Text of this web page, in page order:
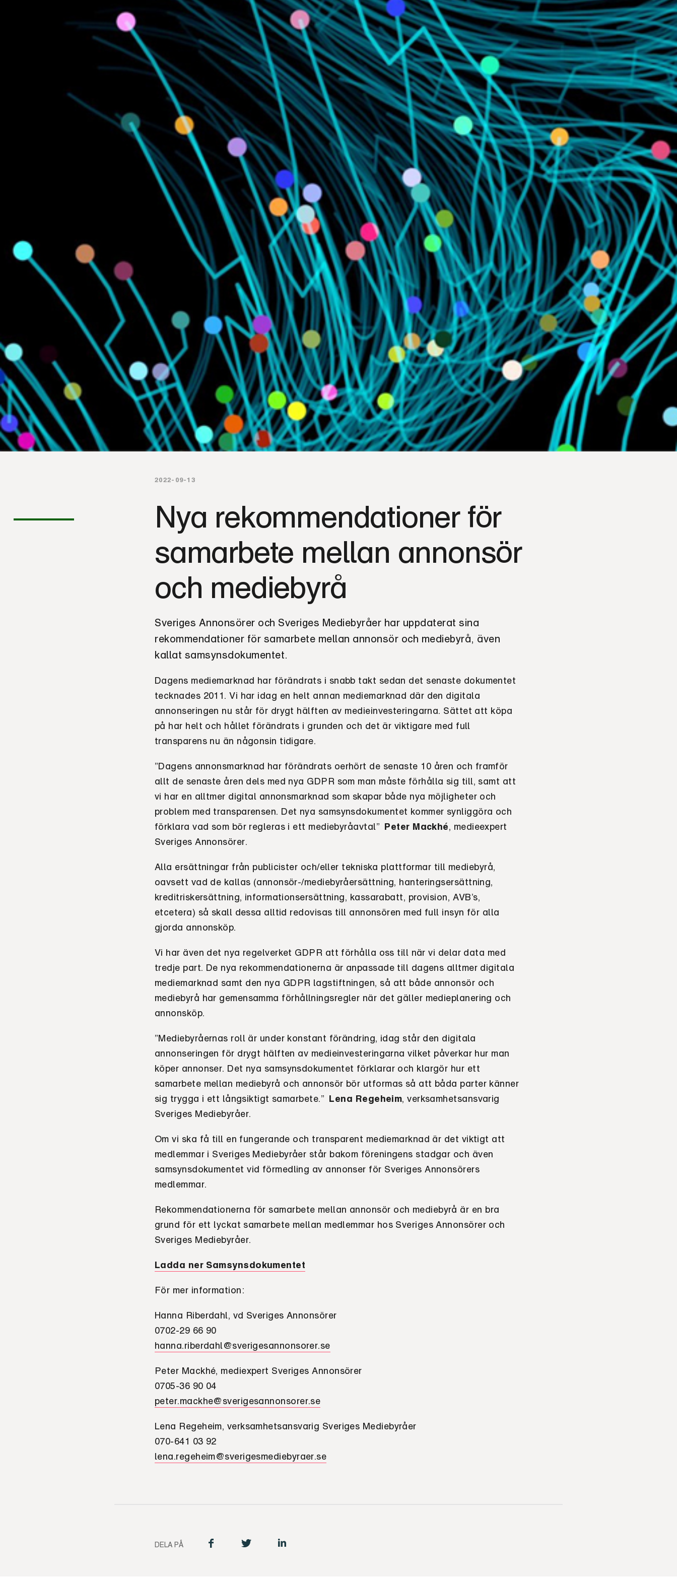
2022-09-13
Nya rekommendationer för
samarbete mellan annonsör
och mediebyrå
Sveriges Annonsörer och Sveriges Mediebyråer har uppdaterat sina
rekommendationer för samarbete mellan annonsör och mediebyrå, även
kallat samsynsdokumentet.
Dagens mediemarknad har förändrats i snabb takt sedan det senaste dokumentet
tecknades 2011. Vi har idag en helt annan mediemarknad där den digitala
annonseringen nu står för drygt hälften av medieinvesteringarna. Sättet att köpa
på har helt och hållet förändrats i grunden och det är viktigare med full
transparens nu än någonsin tidigare.
”Dagens annonsmarknad har förändrats oerhört de senaste 10 åren och framför
allt de senaste åren dels med nya GDPR som man måste förhålla sig till, samt att
vi har en alltmer digital annonsmarknad som skapar både nya möjligheter och
problem med transparensen. Det nya samsynsdokumentet kommer synliggöra och
förklara vad som bör regleras i ett mediebyråavtal” Peter Mackhé, medieexpert
Sveriges Annonsörer.
Alla ersättningar från publicister och/eller tekniska plattformar till mediebyrå,
oavsett vad de kallas (annonsör-/mediebyråersättning, hanteringsersättning,
kreditriskersättning, informationsersättning, kassarabatt, provision, AVB’s,
etcetera) så skall dessa alltid redovisas till annonsören med full insyn för alla
gjorda annonsköp.
Vi har även det nya regelverket GDPR att förhålla oss till när vi delar data med
tredje part. De nya rekommendationerna är anpassade till dagens alltmer digitala
mediemarknad samt den nya GDPR lagstiftningen, så att både annonsör och
mediebyrå har gemensamma förhållningsregler när det gäller medieplanering och
annonsköp.
”Mediebyråernas roll är under konstant förändring, idag står den digitala
annonseringen för drygt hälften av medieinvesteringarna vilket påverkar hur man
köper annonser. Det nya samsynsdokumentet förklarar och klargör hur ett
samarbete mellan mediebyrå och annonsör bör utformas så att båda parter känner
sig trygga i ett långsiktigt samarbete.” Lena Regeheim, verksamhetsansvarig
Sveriges Mediebyråer.
Om vi ska få till en fungerande och transparent mediemarknad är det viktigt att
medlemmar i Sveriges Mediebyråer står bakom föreningens stadgar och även
samsynsdokumentet vid förmedling av annonser för Sveriges Annonsörers
medlemmar.
Rekommendationerna för samarbete mellan annonsör och mediebyrå är en bra
grund för ett lyckat samarbete mellan medlemmar hos Sveriges Annonsörer och
Sveriges Mediebyråer.
Ladda ner Samsynsdokumentet
För mer information:
Hanna Riberdahl, vd Sveriges Annonsörer
0702-29 66 90
hanna.riberdahl@sverigesannonsorer.se
Peter Mackhé, mediexpert Sveriges Annonsörer
0705-36 90 04
peter.mackhe@sverigesannonsorer.se
Lena Regeheim, verksamhetsansvarig Sveriges Mediebyråer
070-641 03 92
lena.regeheim@sverigesmediebyraer.se
DELA PÅ